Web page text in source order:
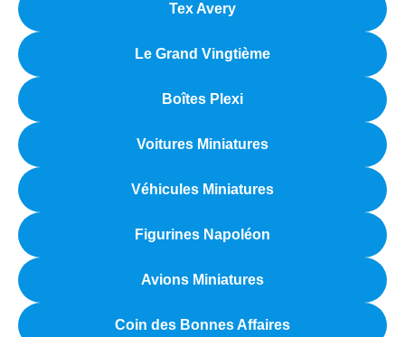
Tex Avery
Le Grand Vingtième
Boîtes Plexi
Voitures Miniatures
Véhicules Miniatures
Figurines Napoléon
Avions Miniatures
Coin des Bonnes Affaires